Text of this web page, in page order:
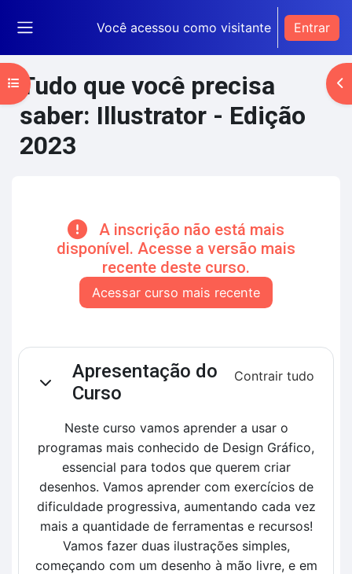
Você acessou como visitante Entrar
Tudo que você precisa
saber: Illustrator - Edição
2023
A inscrição não está mais
disponível. Acesse a versão mais
recente deste curso.
Acessar curso mais recente
Abrir índice do curso
Contorno da seção
Contrair
Apresentação do
Curso
Contrair tudo
Neste curso vamos aprender a usar o
programas mais conhecido de Design Gráfico,
essencial para todos que querem criar
desenhos. Vamos aprender com exercícios de
dificuldade progressiva, aumentando cada vez
mais a quantidade de ferramentas e recursos!
Vamos fazer duas ilustrações simples,
começando com um desenho à mão livre, e em